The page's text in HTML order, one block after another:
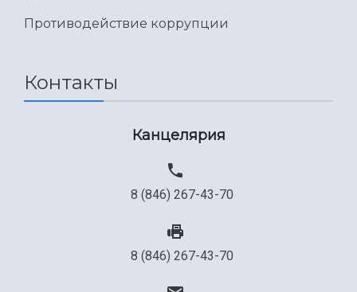
Противодействие коррупции
Контакты
Канцелярия
8 (846) 267-43-70
8 (846) 267-43-70